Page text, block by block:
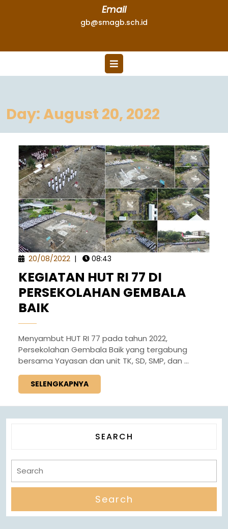
Email
gb@smagb.sch.id
Day:August 20, 2022
20/08/2022 | 08:43
KEGIATAN HUT RI 77 DI
PERSEKOLAHAN GEMBALA
BAIK
Menyambut HUT RI 77 pada tahun 2022,
Persekolahan Gembala Baik yang tergabung
bersama Yayasan dan unit TK, SD, SMP, dan ...
SELENGKAPNYA
SEARCH